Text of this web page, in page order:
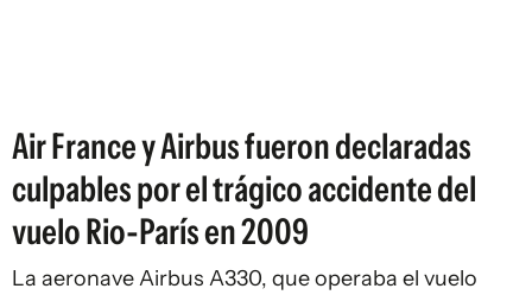
Air France y Airbus fueron declaradas
culpables por el trágico accidente del
vuelo Rio-París en 2009
La aeronave Airbus A330, que operaba el vuelo